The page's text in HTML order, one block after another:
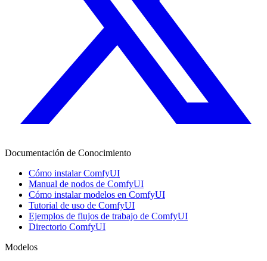
Documentación de Conocimiento
Cómo instalar ComfyUI
Manual de nodos de ComfyUI
Cómo instalar modelos en ComfyUI
Tutorial de uso de ComfyUI
Ejemplos de flujos de trabajo de ComfyUI
Directorio ComfyUI
Modelos